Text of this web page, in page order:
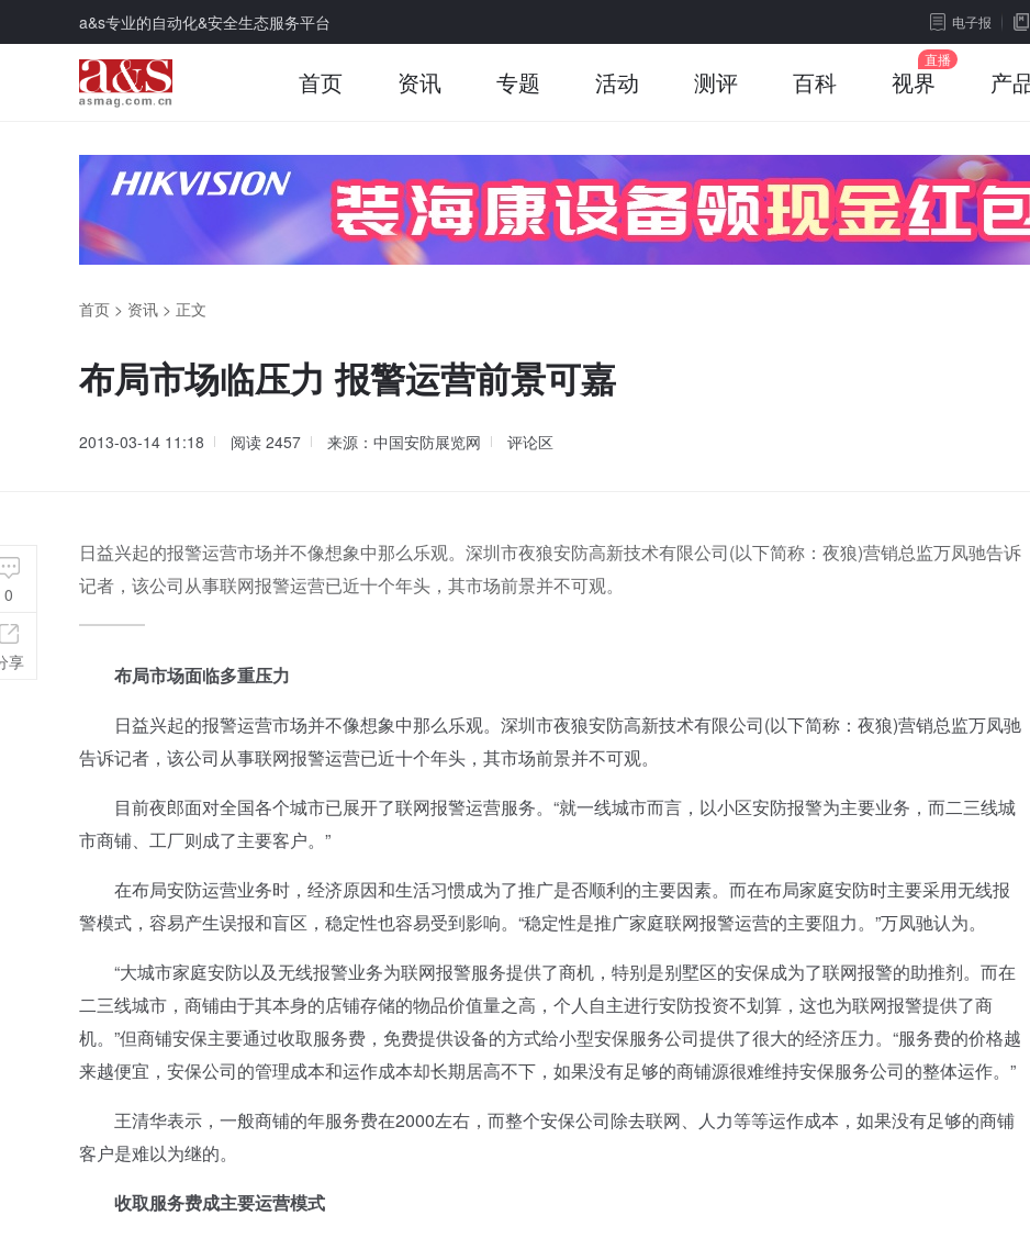
a&s专业的自动化&安全生态服务平台 电子报
首页 资讯 专题 活动 测评 百科 视界 产
首页 > 资讯 > 正文
布局市场临压力 报警运营前景可嘉
2013-03-14 11:18 阅读 2457 来源：中国安防展览网 评论区
日益兴起的报警运营市场并不像想象中那么乐观。深圳市夜狼安防高新技术有限公司(以下简称：夜狼)营销总监万凤驰告诉
记者，该公司从事联网报警运营已近十个年头，其市场前景并不可观。
布局市场面临多重压力
日益兴起的报警运营市场并不像想象中那么乐观。深圳市夜狼安防高新技术有限公司(以下简称：夜狼)营销总监万凤驰
告诉记者，该公司从事联网报警运营已近十个年头，其市场前景并不可观。
目前夜郎面对全国各个城市已展开了联网报警运营服务。“就一线城市而言，以小区安防报警为主要业务，而二三线城
市商铺、工厂则成了主要客户。”
在布局安防运营业务时，经济原因和生活习惯成为了推广是否顺利的主要因素。而在布局家庭安防时主要采用无线报
警模式，容易产生误报和盲区，稳定性也容易受到影响。“稳定性是推广家庭联网报警运营的主要阻力。”万凤驰认为。
“大城市家庭安防以及无线报警业务为联网报警服务提供了商机，特别是别墅区的安保成为了联网报警的助推剂。而在
二三线城市，商铺由于其本身的店铺存储的物品价值量之高，个人自主进行安防投资不划算，这也为联网报警提供了商
机。”但商铺安保主要通过收取服务费，免费提供设备的方式给小型安保服务公司提供了很大的经济压力。“服务费的价格越
来越便宜，安保公司的管理成本和运作成本却长期居高不下，如果没有足够的商铺源很难维持安保服务公司的整体运作。”
王清华表示，一般商铺的年服务费在2000左右，而整个安保公司除去联网、人力等等运作成本，如果没有足够的商铺
客户是难以为继的。
收取服务费成主要运营模式
0
享